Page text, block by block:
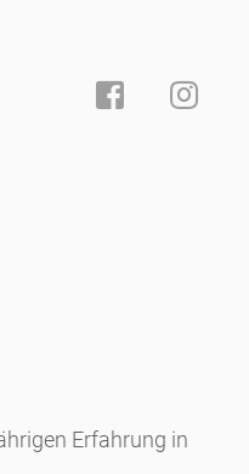
Erfahrung in